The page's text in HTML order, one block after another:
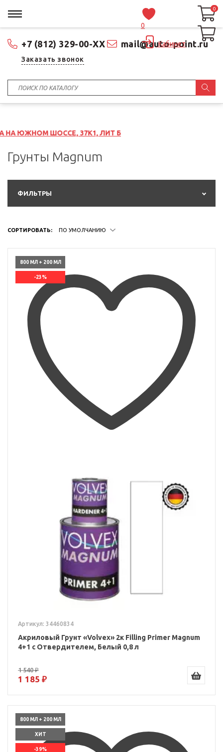
+7 (812) 329-00-XX mail@auto-point.ru
Заказать звонок
0
Кабинет
0
0
37К1, ЛИТ Б
Грунты Magnum
ФИЛЬТРЫ
СОРТИРОВАТЬ: ПО УМОЛЧАНИЮ
800 МЛ + 200 МЛ
-23%
Артикул: 34460834
Акриловый Грунт «Volvex» 2к Filling Primer Magnum
4+1 с Отвердителем, Белый 0,8 л
1 540 ₽
1 185 ₽
800 МЛ + 200 МЛ
ХИТ
-39%